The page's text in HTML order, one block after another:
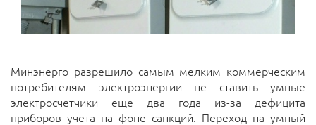
Минэнерго разрешило самым мелким коммерческим
потребителям электроэнергии не ставить умные
электросчетчики еще два года из-за дефицита
приборов учета на фоне санкций. Переход на умный